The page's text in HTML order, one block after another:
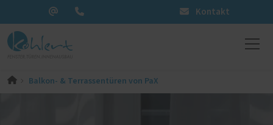
Kontakt
Balkon- & Terrassentüren von PaX